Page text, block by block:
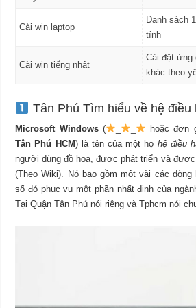
Cài win laptop
Danh sách
tính
Cài win tiếng nhật
Cài đặt ứng
khác theo
Tân Phú Tìm hiểu về hệ điều
Microsoft Windows( hoặc đơn
Tân Phú HCM) là tên của một họ hệ điều
người dùng đồ hoạ, được phát triển và
(Theo Wiki). Nó bao gồm một vài các dòng
số đó phục vụ một phần nhất định của
Tại Quận Tân Phú nói riêng và Tphcm nói